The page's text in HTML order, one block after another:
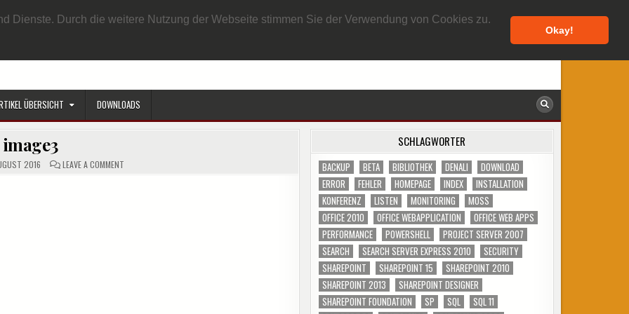
Dienste. Durch die weitere Nutzung der Webseite stimmen Sie der Verwendung von Cookies zu.
Okay!
BENUTZER DATENSCHUTZRICHTLINIE IMPRESSUM SAMPLE PAGE 8. AUGUST 2026
ÜBERSICHT DOWNLOADS
image3
2016 LEAVE A COMMENTON
SCHLAGWÖRTER
BACKUP BETA BIBLIOTHEK DENALI
DOWNLOAD
ERROR
FEHLER HOMEPAGE INDEX
INSTALLATION
KONFERENZ
LISTEN MONITORING
MOSS
OFFICE 2010
OFFICE WEBAPPLICATION
OFFICE WEB APPS
PERFORMANCE
POWERSHELL
PROJECT SERVER 2007
SEARCH
SEARCH SERVER EXPRESS 2010
SECURITY
SHAREPOINT
SHAREPOINT 15
SHAREPOINT 2010
SHAREPOINT 2013
SHAREPOINT DESIGNER
SHAREPOINT FOUNDATION
SP SQL
SQL 11